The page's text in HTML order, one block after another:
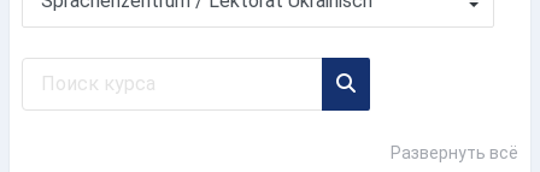
Категории курсов
Поиск курса
Развернуть всё